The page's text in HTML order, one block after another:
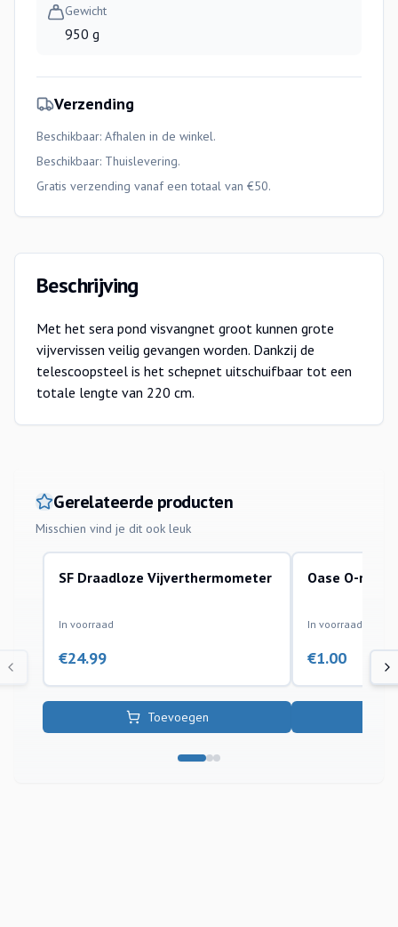
Gewicht
950 g
Verzending
Beschikbaar: Afhalen in de winkel.
Beschikbaar: Thuislevering.
Gratis verzending vanaf een totaal van €50.
Beschrijving
Met het sera pond visvangnet groot kunnen grote
vijvervissen veilig gevangen worden. Dankzij de
telescoopsteel is het schepnet uitschuifbaar tot een
totale lengte van 220 cm.
Gerelateerde producten
Misschien vind je dit ook leuk
vijverbescherming
SF Draadloze Vijverthermometer
In voorraad
€24.99
Toevoegen
vijveraccessoires
Oase O-ring
In voorraad
€1.00